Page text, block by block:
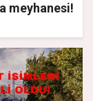
meyhanesi!